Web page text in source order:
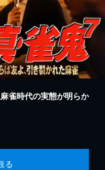
雀時代の実態が明らか
る